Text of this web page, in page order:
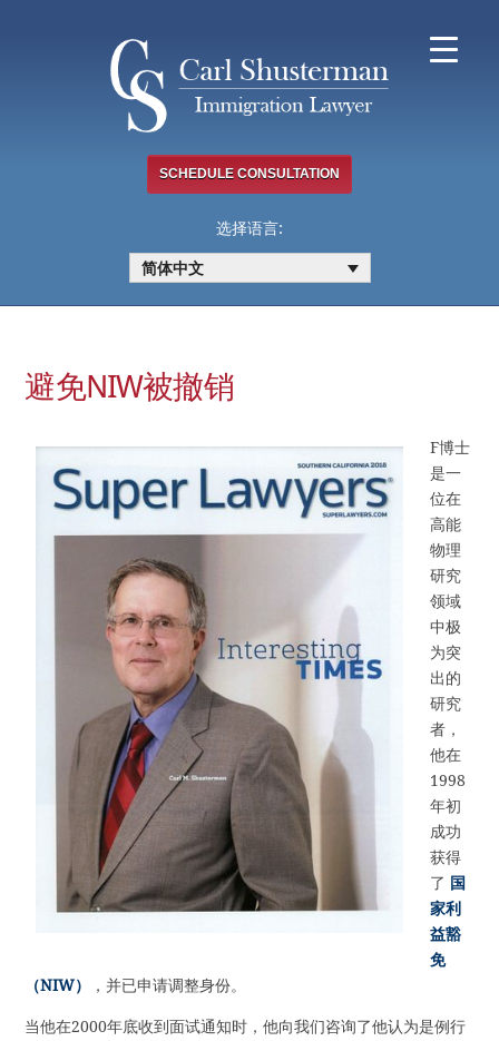
SCHEDULE CONSULTATION
选择语言:
简体中文
避免NIW被撤销
F博士
是一
位在
高能
物理
研究
领域
中极
为突
出的
研究
者，
他在
1998
年初
成功
获得
了 国
家利
益豁
免
（NIW）
，并已申请调整身份。
当他在2000年底收到面试通知时，他向我们咨询了他认为是例行